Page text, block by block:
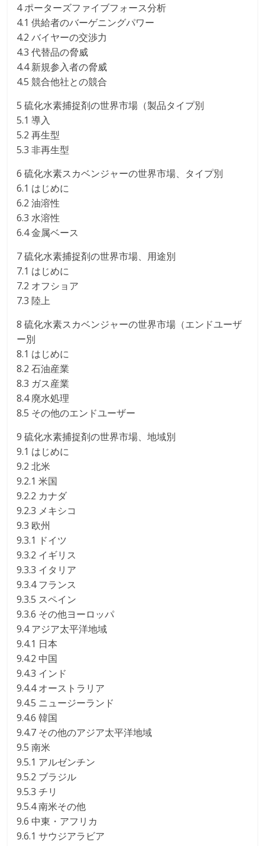
4 ポーターズファイブフォース分析
4.1 供給者のバーゲニングパワー
4.2 バイヤーの交渉力
4.3 代替品の脅威
4.4 新規参入者の脅威
4.5 競合他社との競合
5 硫化水素捕捉剤の世界市場（製品タイプ別
5.1 導入
5.2 再生型
5.3 非再生型
6 硫化水素スカベンジャーの世界市場、タイプ別
6.1 はじめに
6.2 油溶性
6.3 水溶性
6.4 金属ベース
7 硫化水素捕捉剤の世界市場、用途別
7.1 はじめに
7.2 オフショア
7.3 陸上
8 硫化水素スカベンジャーの世界市場（エンドユーザ
ー別
8.1 はじめに
8.2 石油産業
8.3 ガス産業
8.4 廃水処理
8.5 その他のエンドユーザー
9 硫化水素捕捉剤の世界市場、地域別
9.1 はじめに
9.2 北米
9.2.1 米国
9.2.2 カナダ
9.2.3 メキシコ
9.3 欧州
9.3.1 ドイツ
9.3.2 イギリス
9.3.3 イタリア
9.3.4 フランス
9.3.5 スペイン
9.3.6 その他ヨーロッパ
9.4 アジア太平洋地域
9.4.1 日本
9.4.2 中国
9.4.3 インド
9.4.4 オーストラリア
9.4.5 ニュージーランド
9.4.6 韓国
9.4.7 その他のアジア太平洋地域
9.5 南米
9.5.1 アルゼンチン
9.5.2 ブラジル
9.5.3 チリ
9.5.4 南米その他
9.6 中東・アフリカ
9.6.1 サウジアラビア